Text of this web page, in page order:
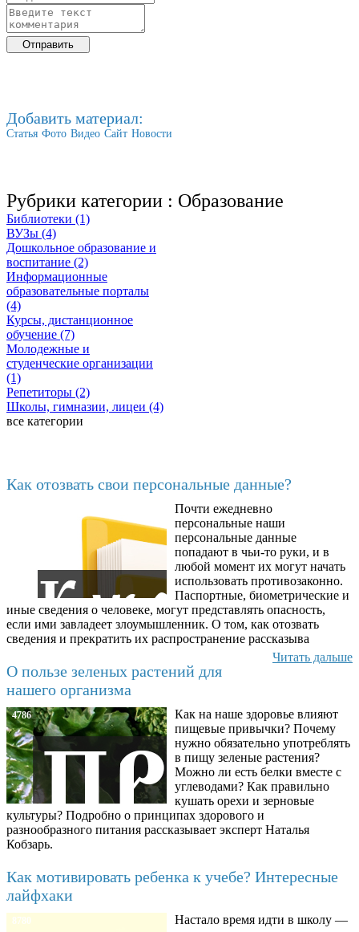
Добавить материал:
Статья Фото Видео Сайт Новости
Рубрики категории : Образование
Библиотеки (1)
ВУЗы (4)
Дошкольное образование и
воспитание (2)
Информационные
образовательные порталы
(4)
Курсы, дистанционное
обучение (7)
Молодежные и
студенческие организации
(1)
Репетиторы (2)
Школы, гимназии, лицеи (4)
все категории
Как отозвать свои персональные данные?
Почти ежедневно
персональные наши
персональные данные
попадают в чьи-то руки, и в
любой момент их могут начать
использовать противозаконно.
Паспортные, биометрические и
иные сведения о человеке, могут представлять опасность,
если ими завладеет злоумышленник. О том, как отозвать
сведения и прекратить их распространение рассказыва
Читать дальше
О пользе зеленых растений для
нашего организма
4786
Как на наше здоровье влияют
пищевые привычки? Почему
нужно обязательно употреблять
в пищу зеленые растения?
Можно ли есть белки вместе с
углеводами? Как правильно
кушать орехи и зерновые
культуры? Подробно о принципах здорового и
разнообразного питания рассказывает эксперт Наталья
Кобзарь.
Как мотивировать ребенка к учебе? Интересные
лайфхаки
8780
Настало время идти в школу —